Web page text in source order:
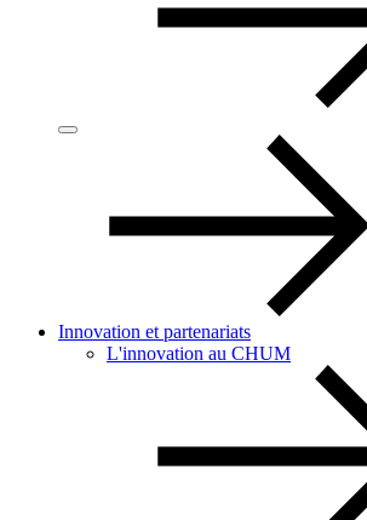
Innovation et partenariats
L'innovation au CHUM